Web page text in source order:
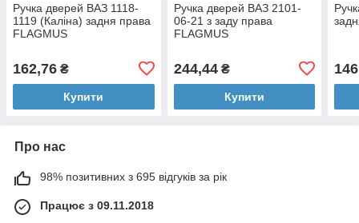
Ручка дверей ВАЗ 1118-
1119 (Каліна) задня права
FLAGMUS
162,76 ₴
Купити
Ручка дверей ВАЗ 2101-
06-21 з заду права
FLAGMUS
244,44₴
Купити
Про нас
98% позитивних з 695 відгуків за рік
Працює з 09.11.2018